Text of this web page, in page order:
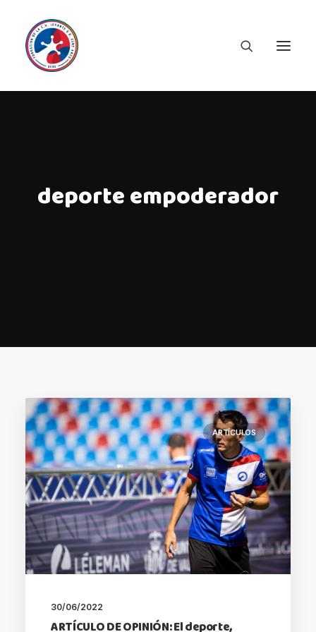
deporte empoderador
ARTÍCULOS
30/06/2022
ARTÍCULO DE OPINIÓN: El deporte,